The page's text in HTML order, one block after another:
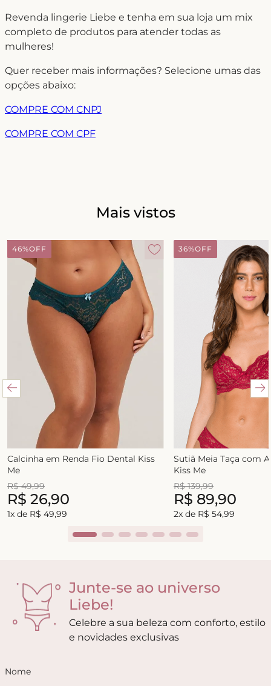
Revenda lingerie Liebe e tenha em sua loja um mix
completo de produtos para atender todas as
mulheres!
Quer receber mais informações? Selecione umas das
opções abaixo:
COMPRE COM CNPJ
COMPRE COM CPF
Mais vistos
46%OFF
Calcinha em Renda Fio Dental Kiss
Me
R$ 49,99
R$ 26,90
1x de R$ 49,99
36%OFF
Sutiã Meia Taça com
Kiss Me
R$ 139,99
R$ 89,90
2x de R$ 54,99
Junte-se ao universo
Liebe!
Celebre a sua beleza com conforto, estilo
e novidades exclusivas
Nome